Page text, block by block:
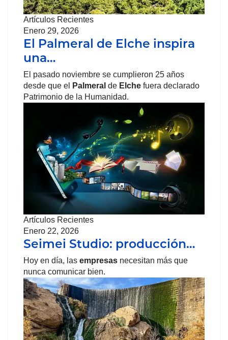
Artículos Recientes
Enero 29, 2026
El Palmeral de Elche inspira
una…
El pasado noviembre se cumplieron 25 años
desde que el
Palmeral de Elche fuera declarado
Patrimonio de la Humanidad.
Artículos Recientes
Enero 22, 2026
Seimei Studio: producción…
Hoy en día, las empresas necesitan más que
nunca comunicar bien.